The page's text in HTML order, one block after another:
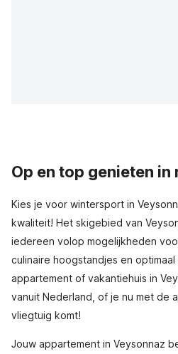
Op en top genieten in
Kies je voor wintersport in
kwaliteit! Het skigebied van
iedereen volop mogelijkheden
culinaire hoogstandjes en
appartement of vakantiehuis in
vanuit Nederland, of je nu met de
vliegtuig komt!
Jouw appartement in Veysonnaz